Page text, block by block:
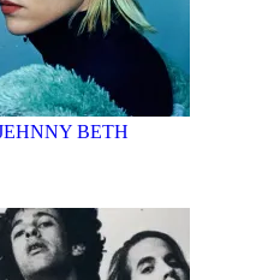
BETH